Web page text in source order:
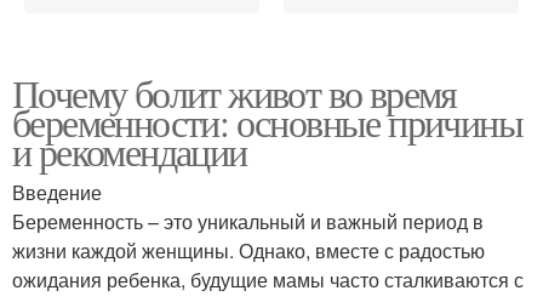
Почему болит живот во время
беременности: основные причины
и рекомендации
Введение
Беременность – это уникальный и важный период в
жизни каждой женщины. Однако, вместе с радостью
ожидания ребенка, будущие мамы часто сталкиваются с